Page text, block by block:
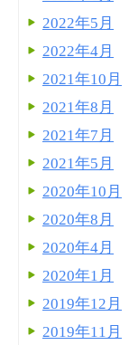
2022年5月
2022年4月
2021年10月
2021年8月
2021年7月
2021年5月
2020年10月
2020年8月
2020年4月
2020年1月
2019年12月
2019年11月